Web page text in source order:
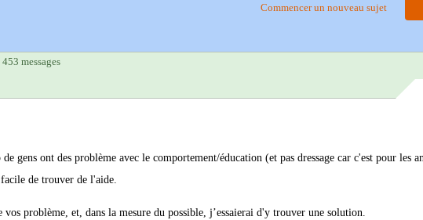
Commencer un nouveau sujet
453 messages
gens ont des problème avec le comportement/éducation (et pas dressage car c'est pour les
de trouver de l'aide.
problème, et, dans la mesure du possible, j’essaierai d'y trouver une solution.